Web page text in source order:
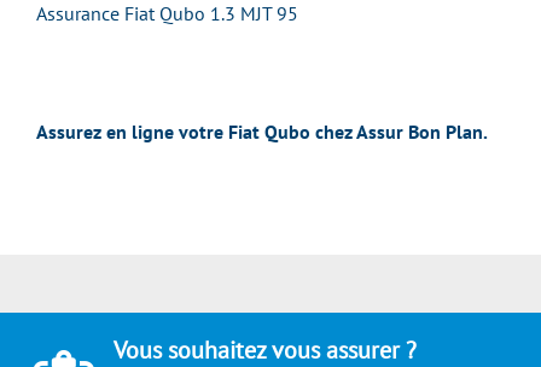
Assurance Fiat Qubo 1.3 MJT 95
Assurez en ligne votre Fiat Qubo chez Assur Bon Plan.
Vous souhaitez vous assurer ?